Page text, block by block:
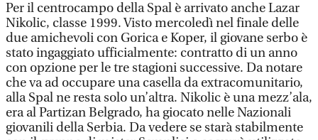
Per il centrocampo della Spal è arrivato anche Lazar
Nikolic, classe 1999. Visto mercoledì nel finale delle
due amichevoli con Gorica e Koper, il giovane serbo è
stato ingaggiato ufficialmente: contratto di un anno
con opzione per le tre stagioni successive. Da notare
che va ad occupare una casella da extracomunitario,
alla Spal ne resta solo un’altra. Nikolic è una mezz’ala,
era al Partizan Belgrado, ha giocato nelle Nazionali
giovanili della Serbia. Da vedere se starà stabilmente